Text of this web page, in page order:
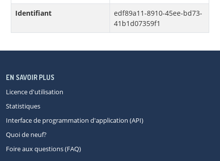
Identifiant
edf89a11-8910-45ee-bd73-
41b1d07359f1
EN SAVOIR PLUS
Licence d'utilisation
Statistiques
Interface de programmation d'application (API)
Quoi de neuf?
Foire aux questions (FAQ)